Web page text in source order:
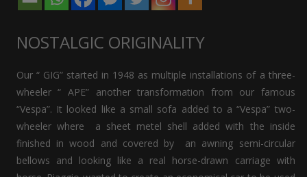
NOSTALGIC ORIGINALITY
Our “ GIG” started in 1948 as multiple installations of a three-
wheeler “ APE” another transformation from our famous
“Vespa”. It looked like a small sofa added to a “Vespa” two-
wheeler where a sheet metel shell added with the inside
finished in wood and covered by an awning semi-circular
bellows and looking like a real horse-drawn carriage with